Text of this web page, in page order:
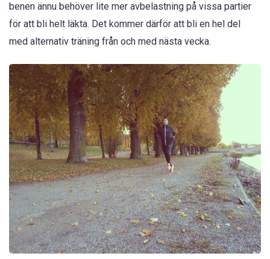
benen ännu behöver lite mer avbelastning på vissa partier
för att bli helt läkta. Det kommer därför att bli en hel del
med alternativ träning från och med nästa vecka.